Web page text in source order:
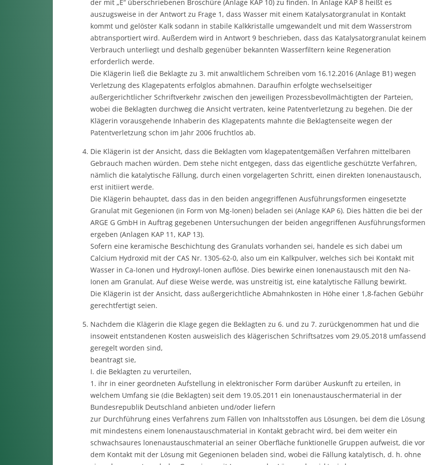
der mit „E“ überschriebenen Broschüre (Anlage KAP 10) zu finden. In Anlage KAP 8 heißt es
auszugsweise in der Antwort zu Frage 1, dass Wasser mit einem Katalysatorgranulat in Kontakt
kommt und gelöster Kalk sodann in stabile Kalkkristalle umgewandelt und mit dem Wasserstrom
abtransportiert wird. Außerdem wird in Antwort 9 beschrieben, dass das Katalysatorgranulat keinem
Verbrauch unterliegt und deshalb gegenüber bekannten Wasserfiltern keine Regeneration
erforderlich werde.
Die Klägerin ließ die Beklagte zu 3. mit anwaltlichem Schreiben vom 16.12.2016 (Anlage B1) wegen
Verletzung des Klagepatents erfolglos abmahnen. Daraufhin erfolgte wechselseitiger
außergerichtlicher Schriftverkehr zwischen den jeweiligen Prozessbevollmächtigten der Parteien,
wobei die Beklagten durchweg die Ansicht vertraten, keine Patentverletzung zu begehen. Die der
Klägerin vorausgehende Inhaberin des Klagepatents mahnte die Beklagtenseite wegen der
Patentverletzung schon im Jahr 2006 fruchtlos ab.
Die Klägerin ist der Ansicht, dass die Beklagten vom klagepatentgemäßen Verfahren mittelbaren
Gebrauch machen würden. Dem stehe nicht entgegen, dass das eigentliche geschützte Verfahren,
nämlich die katalytische Fällung, durch einen vorgelagerten Schritt, einen direkten Ionenaustausch,
erst initiiert werde.
Die Klägerin behauptet, dass das in den beiden angegriffenen Ausführungsformen eingesetzte
Granulat mit Gegenionen (in Form von Mg-Ionen) beladen sei (Anlage KAP 6). Dies hätten die bei der
ARGE G GmbH in Auftrag gegebenen Untersuchungen der beiden angegriffenen Ausführungsformen
ergeben (Anlagen KAP 11, KAP 13).
Sofern eine keramische Beschichtung des Granulats vorhanden sei, handele es sich dabei um
Calcium Hydroxid mit der CAS Nr. 1305-62-0, also um ein Kalkpulver, welches sich bei Kontakt mit
Wasser in Ca-Ionen und Hydroxyl-Ionen auflöse. Dies bewirke einen Ionenaustausch mit den Na-
Ionen am Granulat. Auf diese Weise werde, was unstreitig ist, eine katalytische Fällung bewirkt.
Die Klägerin ist der Ansicht, dass außergerichtliche Abmahnkosten in Höhe einer 1,8-fachen Gebühr
gerechtfertigt seien.
Nachdem die Klägerin die Klage gegen die Beklagten zu 6. und zu 7. zurückgenommen hat und die
insoweit entstandenen Kosten ausweislich des klägerischen Schriftsatzes vom 29.05.2018 umfassend
geregelt worden sind,
beantragt sie,
I. die Beklagten zu verurteilen,
1. ihr in einer geordneten Aufstellung in elektronischer Form darüber Auskunft zu erteilen, in
welchem Umfang sie (die Beklagten) seit dem 19.05.2011 ein Ionenaustauschermaterial in der
Bundesrepublik Deutschland anbieten und/oder liefern
zur Durchführung eines Verfahrens zum Fällen von Inhaltsstoffen aus Lösungen, bei dem die Lösung
mit mindestens einem lonenaustauschmaterial in Kontakt gebracht wird, bei dem weiter ein
schwachsaures lonenaustauschmaterial an seiner Oberfläche funktionelle Gruppen aufweist, die vor
dem Kontakt mit der Lösung mit Gegenionen beladen sind, wobei die Fällung katalytisch, d. h. ohne